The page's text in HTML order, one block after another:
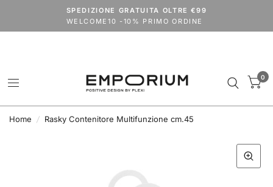
SPEDIZIONE GRATUITA OLTRE €99
WELCOME10 -10% PRIMO ORDINE
Spedizioni dal 24 agosto.
VACANZE2026extra 15% su tutto il catalogo (outlet escluso)
0
Home / Rasky Contenitore Multifunzione cm.45